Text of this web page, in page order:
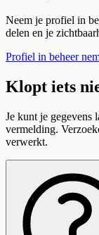
Neem je profiel in
delen en je
Profiel in beheer
Klopt iets
Je kunt je gegevens
vermelding.
verwerkt.